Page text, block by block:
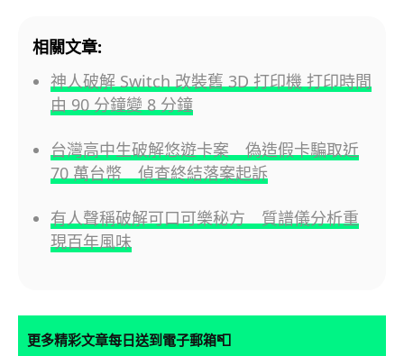
相關文章:
神人破解 Switch 改裝舊 3D 打印機 打印時間
由 90 分鐘變 8 分鐘
台灣高中生破解悠遊卡案 偽造假卡騙取近
70 萬台幣 偵查終結落案起訴
有人聲稱破解可口可樂秘方 質譜儀分析重
現百年風味
更多精彩文章每日送到電子郵箱📮